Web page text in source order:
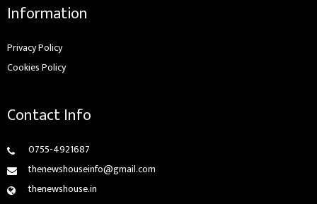
Information
Privacy Policy
Cookies Policy
Contact Info
0755-4921687
thenewshouseinfo@gmail.com
thenewshouse.in